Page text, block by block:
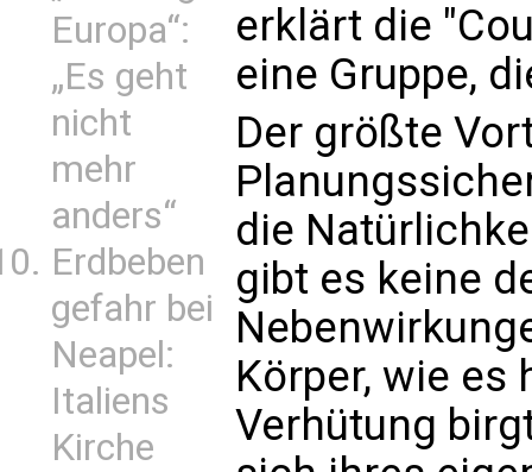
Europa“:
„Es geht
nicht
mehr
anders“
Erdbeben
gefahr bei
Neapel:
Italiens
Kirche
erklärt die
eine Gruppe,
Der größte
die
gibt es keine
Körper, wie
Verhütung